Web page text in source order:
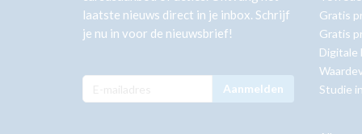
laatste nieuws direct in je inbox. Schrijf
je nu in voor de nieuwsbrief!
Aanmelden
Gratis
Gratis
Digitale
Studie